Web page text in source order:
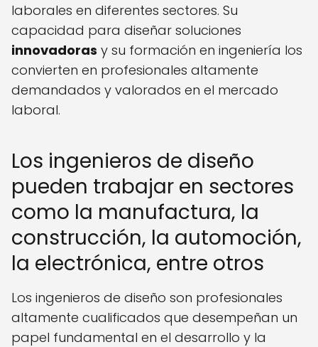
laborales en diferentes sectores. Su
capacidad para diseñar soluciones
innovadoras y su formación en ingeniería los
convierten en profesionales altamente
demandados y valorados en el mercado
laboral.
Los ingenieros de diseño
pueden trabajar en sectores
como la manufactura, la
construcción, la automoción,
la electrónica, entre otros
Los ingenieros de diseño son profesionales
altamente cualificados que desempeñan un
papel fundamental en el desarrollo y la